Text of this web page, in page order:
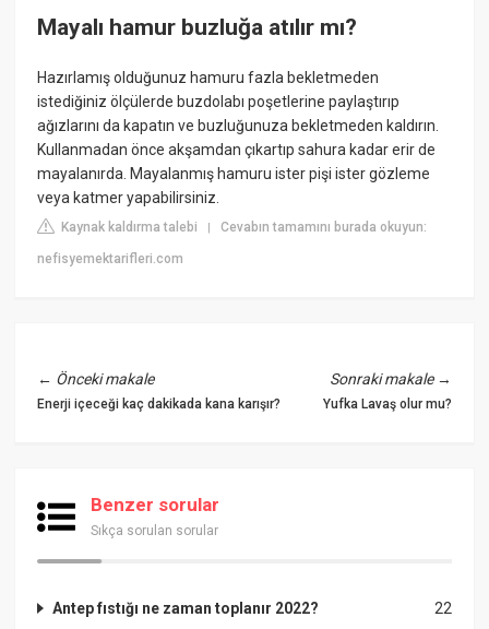
Mayalı hamur buzluğa atılır mı?
Hazırlamış olduğunuz hamuru fazla bekletmeden
istediğiniz ölçülerde buzdolabı poşetlerine paylaştırıp
ağızlarını da kapatın ve buzluğunuza bekletmeden kaldırın.
Kullanmadan önce akşamdan çıkartıp sahura kadar erir de
mayalanırda. Mayalanmış hamuru ister pişi ister gözleme
veya katmer yapabilirsiniz.
Kaynak kaldırma talebi |Cevabın tamamını burada okuyun:
nefisyemektarifleri.com
← Önceki makale
Enerji içeceği kaç dakikada kana karışır?
Sonraki makale→
Yufka Lavaş olur mu?
Benzer sorular
Sıkça sorulan sorular
22
Antep fıstığı ne zaman toplanır 2022?